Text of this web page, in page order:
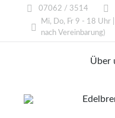
07062 / 3514
Mi, Do, Fr 9 - 18 Uhr
nach Vereinbarung)
Über